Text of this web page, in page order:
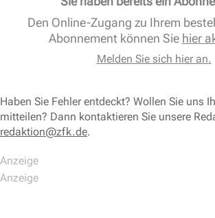
Den Online-Zugang zu Ihrem
Abonnement können Sie hier
Melden Sie sich hier an.
Haben Sie Fehler entdeckt? Wollen Sie uns
mitteilen? Dann kontaktieren Sie unsere
redaktion@zfk.de.